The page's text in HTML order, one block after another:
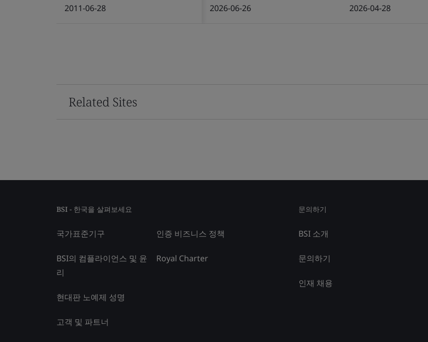
2011-06-28 2026-06-26 2026-04-28
Related Sites
BSI - 한국을 살펴보세요
국가표준기구
BSI의 컴플라이언스 및 윤
리
현대판 노예제 성명
고객 및 파트너
인증 비즈니스 정책
Royal Charter
문의하기
BSI 소개
문의하기
인재 채용